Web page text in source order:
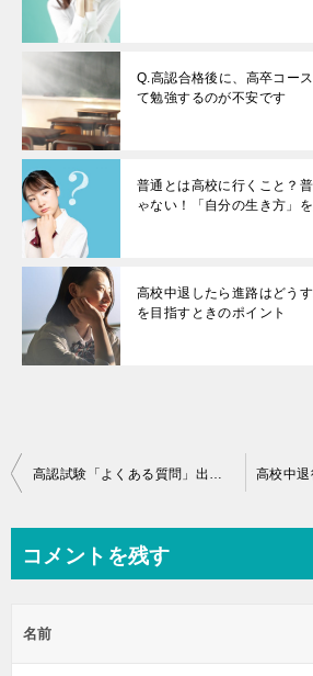
Q.高認合格後に、高卒コー
て勉強するのが不安です
普通とは高校に行くこと？
ゃない！「自分の生き方」
高校中退したら進路はどう
を目指すときのポイント
投
ビ
ー
高認試験「よくある質問」出願時期や勉強時間、通信と通学の違いなど
コメントを残す
名前